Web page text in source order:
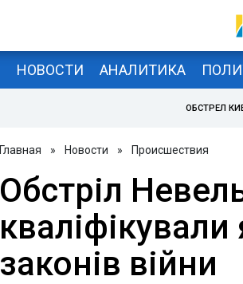
НОВОСТИ АНАЛИТИКА
ОБСТРЕЛ
Главная » Новости » Происшествия
Обстріл
законів війни